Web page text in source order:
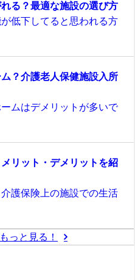
る？最適な施設の選び方
低下してると思われる方
？介護老人保健施設入所
ムはデメリットが多いで
リット・デメリットを紹
護保険上の施設での生活
っと見る！